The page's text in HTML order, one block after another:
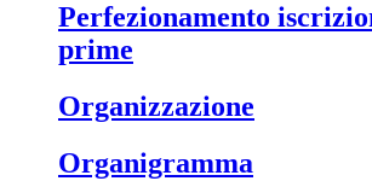
perfezionamento iscrizioni classi
prime
organizzazione
organigramma